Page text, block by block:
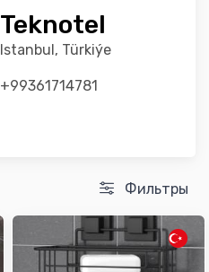
Teknotel
Istanbul, Türkiýe
+99361714781
Фильтры